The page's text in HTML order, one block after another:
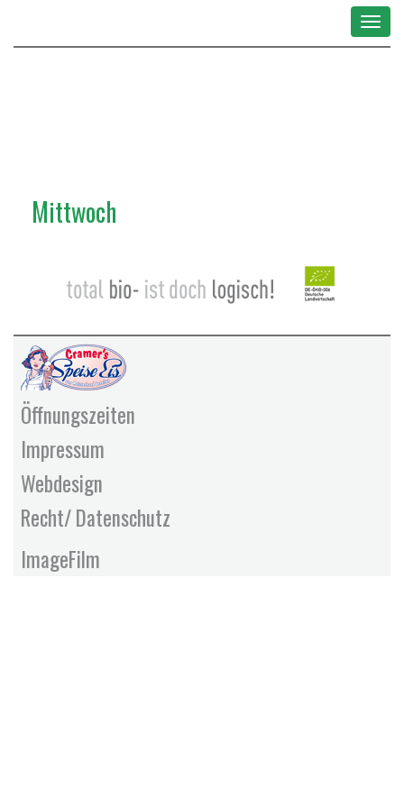
Toggle
Mittwoch
Öffnungszeiten
Impressum
Webdesign
Recht/ Datenschutz
ImageFilm